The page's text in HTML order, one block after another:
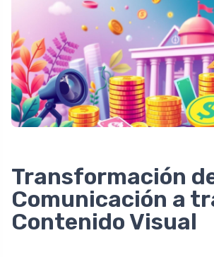
Transformación
Comunicación a
Contenido Visual